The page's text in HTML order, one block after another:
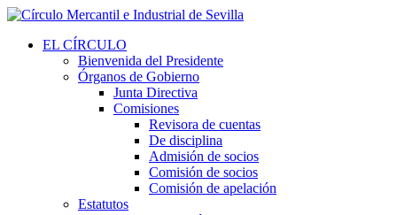
EL CÍRCULO
Bienvenida del Presidente
Órganos de Gobierno
Junta Directiva
Comisiones
Revisora de cuentas
De disciplina
Admisión de socios
Comisión de socios
Comisión de apelación
Estatutos